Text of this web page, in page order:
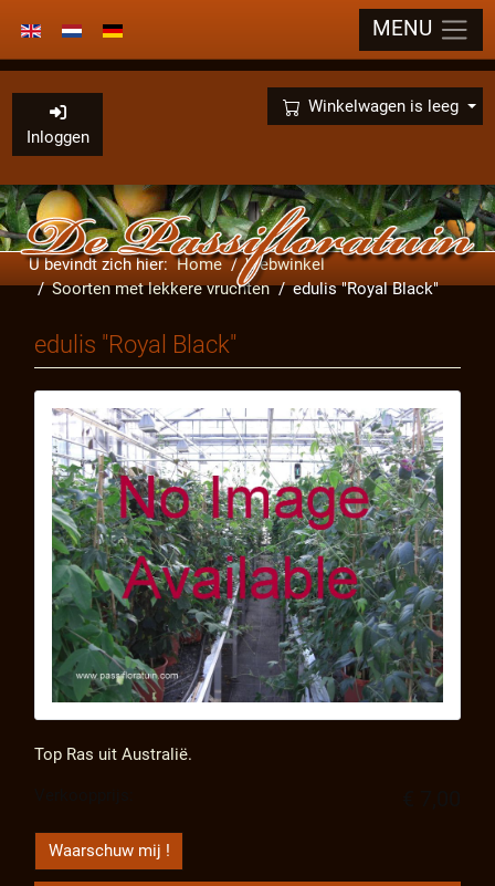
Inloggen
Winkelwagen is leeg
×
Selecteer de taal MENU
U bevindt zich hier:Home
Webwinkel
Soorten met lekkere vruchten
edulis "Royal Black"
edulis "Royal Black"
Top Ras uit Australië.
Waarschuw mij !